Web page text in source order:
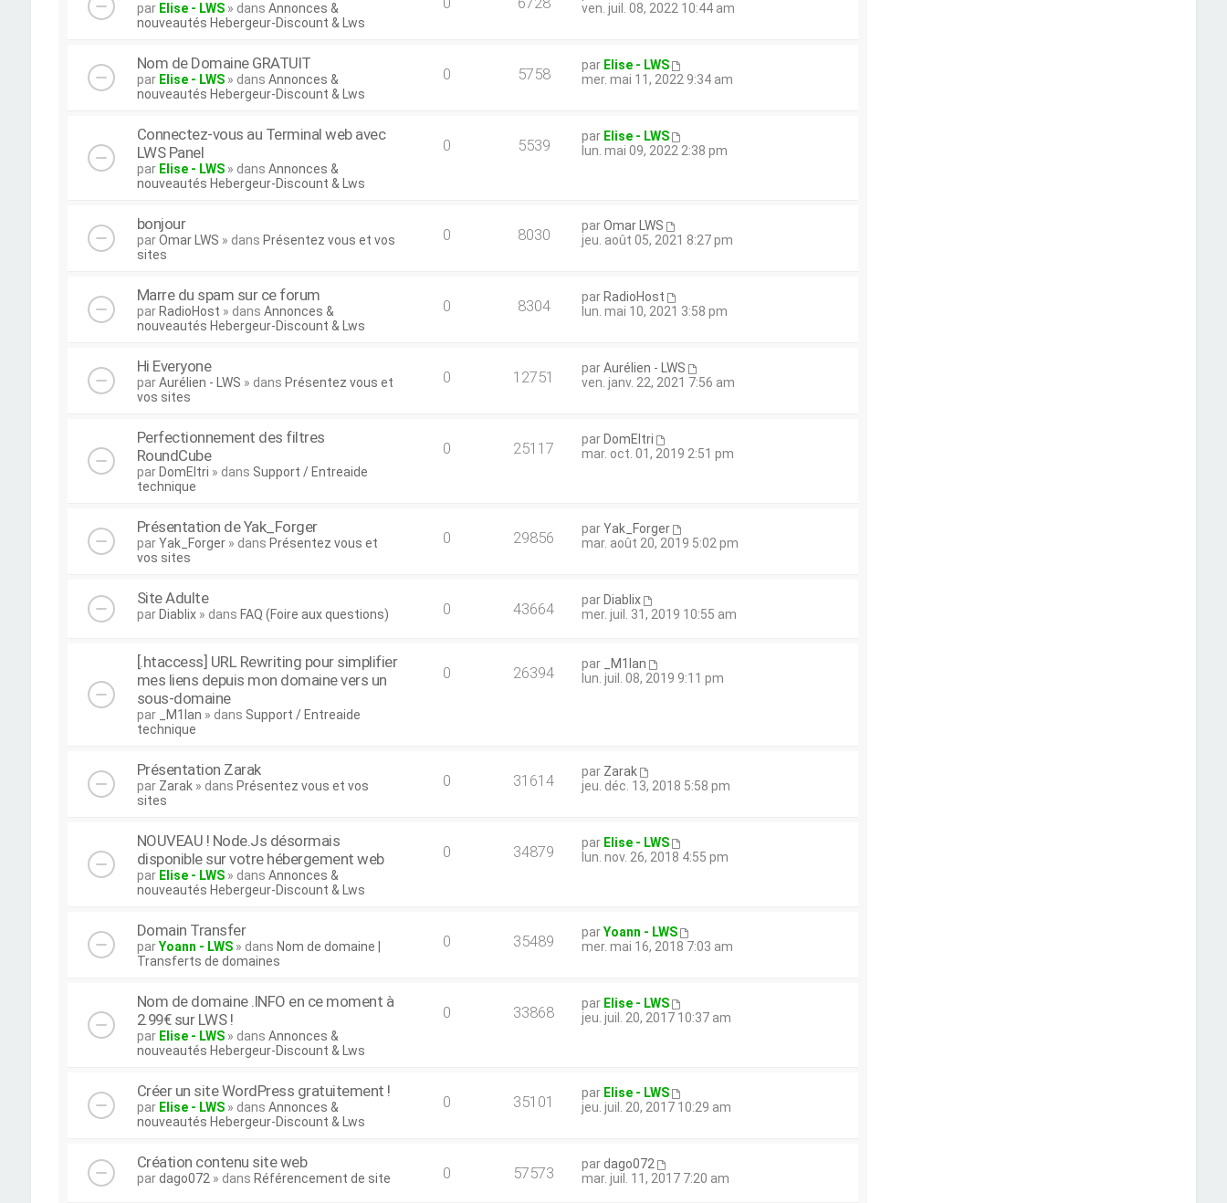
par Elise - LWS» dans Annonces &
nouveautés Hebergeur-Discount & Lws
ven. juil. 08, 2022 10:44 am
Nom de Domaine GRATUIT
par Elise - LWS» dans Annonces &
nouveautés Hebergeur-Discount & Lws
0 5758 par Elise - LWS
mer. mai 11, 2022 9:34 am
Connectez-vous au Terminal web avec
LWS Panel
par Elise - LWS» dans Annonces &
nouveautés Hebergeur-Discount & Lws
0 5539 par Elise - LWS
lun. mai 09, 2022 2:38 pm
bonjour
parOmar LWS » dans Présentez vous et vos
sites
0 8030 parOmar LWS
jeu. août 05, 2021 8:27 pm
Marre du spam sur ce forum
par RadioHost » dans Annonces &
nouveautés Hebergeur-Discount & Lws
0 8304 par RadioHost
lun. mai 10, 2021 3:58 pm
Hi Everyone
parAurélien - LWS » dans Présentez vous et
vos sites
0 12751 parAurélien - LWS
ven. janv. 22, 2021 7:56 am
Perfectionnement des filtres
RoundCube
par DomEltri » dans Support / Entreaide
technique
0 25117 par DomEltri
mar. oct. 01, 2019 2:51 pm
Présentation de Yak_Forger
parYak_Forger» dans Présentez vous et
vos sites
0 29856 parYak_Forger
mar. août 20, 2019 5:02 pm
Site Adulte
par Diablix» dans FAQ (Foire aux questions) 0 43664 par Diablix
mer. juil. 31, 2019 10:55 am
[.htaccess] URL Rewriting pour simplifier
mes liens depuis mon domaine vers un
sous-domaine
par _M1lan » dans Support / Entreaide
technique
0 26394 par
_M1lan
lun. juil. 08, 2019 9:11 pm
Présentation Zarak
par Zarak» dans Présentez vous et vos
sites
0 31614 par Zarak
jeu. déc. 13, 2018 5:58 pm
NOUVEAU ! Node.Js désormais
disponible sur votre hébergement web
par Elise - LWS» dans Annonces &
nouveautés Hebergeur-Discount & Lws
0 34879 par Elise - LWS
lun. nov. 26, 2018 4:55 pm
Domain Transfer
parYoann - LWS» dans Nom de domaine |
Transferts de domaines
0 35489 parYoann - LWS
mer. mai 16, 2018 7:03 am
Nom de domaine .INFO en ce moment à
2.99€ sur LWS !
par Elise - LWS» dans Annonces &
nouveautés Hebergeur-Discount & Lws
0 33868 par Elise - LWS
jeu. juil. 20, 2017 10:37 am
Créer un site WordPress gratuitement !
par Elise - LWS» dans Annonces &
nouveautés Hebergeur-Discount & Lws
0 35101 par Elise - LWS
jeu. juil. 20, 2017 10:29 am
Création contenu site web
pardago072 » dans Référencement de site 0 57573 pardago072
mar. juil. 11, 2017 7:20 am